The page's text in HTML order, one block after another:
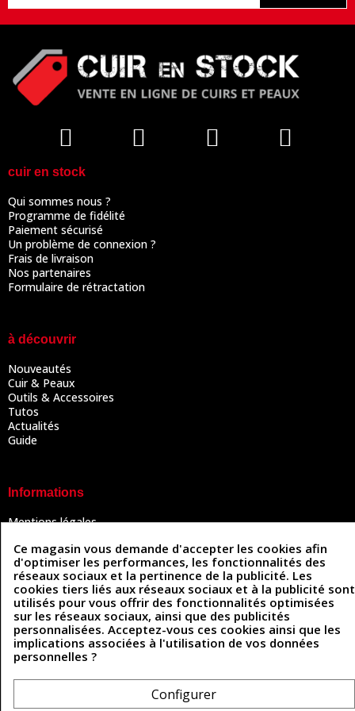
cuir en stock
Qui sommes nous ?
Programme de fidélité
Paiement sécurisé
Un problème de connexion ?
Frais de livraison
Nos partenaires
Formulaire de rétractation
à découvrir
Nouveautés
Cuir & Peaux
Outils & Accessoires
Tutos
Actualités
Guide
Informations
Mentions légales
Politique de confidentialité
Politique des cookies
Contactez-nous
Coordonnées
493 Chemin de Catougnac
contact@cuirenstock.com
Ce magasin vous demande d'accepter les cookies afin
d'optimiser les performances, les fonctionnalités des
réseaux sociaux et la pertinence de la publicité. Les
cookies tiers liés aux réseaux sociaux et à la publicité sont
utilisés pour vous offrir des fonctionnalités optimisées
sur les réseaux sociaux, ainsi que des publicités
personnalisées. Acceptez-vous ces cookies ainsi que les
implications associées à l'utilisation de vos données
personnelles ?
Configurer